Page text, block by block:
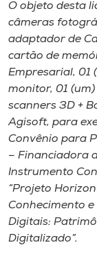
Biblioteca
Editora
Museu
Unoesc
Store
O objeto desta
câmeras
adaptador de
cartão de
Empresarial, 01
monitor, 01
scanners 3D +
Agisoft, para
Convênio para
– Financiadora
Instrumento
“Projeto
Conhecimento
Digitais:
Digitalizado”.